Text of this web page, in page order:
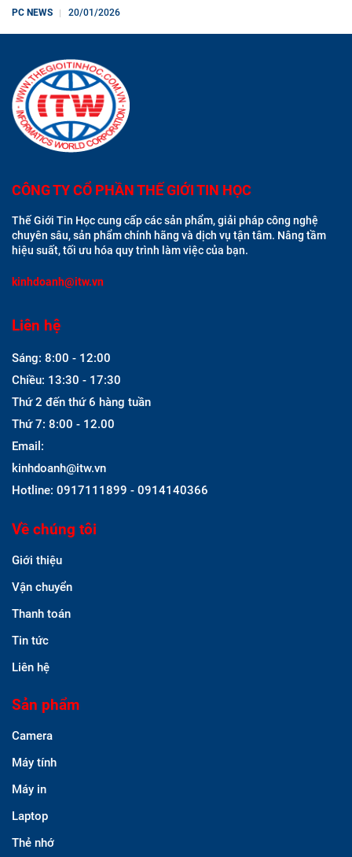
PC NEWS 20/01/2026
CÔNG TY CỔ PHẦN THẾ GIỚI TIN HỌC
Thế Giới Tin Học cung cấp các sản phẩm, giải pháp công nghệ
chuyên sâu, sản phẩm chính hãng và dịch vụ tận tâm. Nâng tầm
hiệu suất, tối ưu hóa quy trình làm việc của bạn.
kinhdoanh@itw.vn
Liên hệ
Sáng: 8:00 - 12:00
Chiều: 13:30 - 17:30
Thứ 2 đến thứ 6 hàng tuần
Thứ 7: 8:00 - 12.00
Email:
kinhdoanh@itw.vn
Hotline: 0917111899 - 0914140366
Về chúng tôi
Giới thiệu
Vận chuyển
Thanh toán
Tin tức
Liên hệ
Sản phẩm
Camera
Máy tính
Máy in
Laptop
Thẻ nhớ